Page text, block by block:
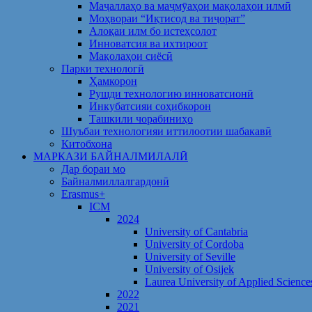
Маҷаллаҳо ва маҷмӯаҳои мақолаҳои илмӣ
Моҳвораи “Иқтисод ва тиҷорат”
Алоқаи илм бо истеҳсолот
Инноватсия ва ихтироот
Мақолаҳои сиёсӣ
Парки технологӣ
Ҳамкорон
Рушди технологию инноватсионӣ
Инкубатсияи соҳибкорон
Ташкили чорабиниҳо
Шуъбаи технологияи иттилоотии шабакавӣ
Китобхона
МАРКАЗИ БАЙНАЛМИЛАЛӢ
Дар бораи мо
Байналмиллалгардонӣ
Erasmus+
ICM
2024
University of Cantabria
University of Cordoba
University of Seville
University of Osijek
Laurea University of Applied
2022
2021